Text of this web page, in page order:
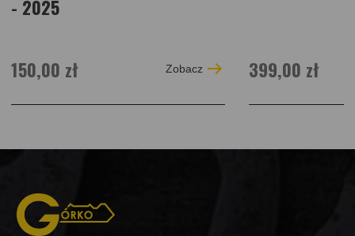
- 2025
150,00 zł Zobacz 399,00 zł